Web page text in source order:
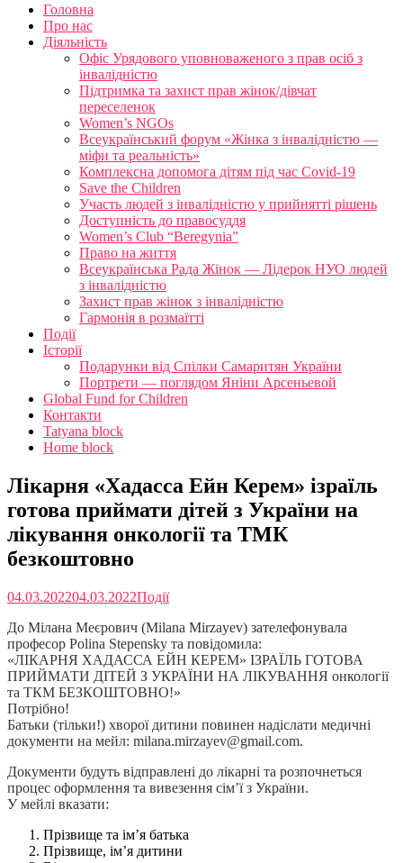
Головна
Про нас
Діяльність
Офіс Урядового уповноваженого з прав осіб з
інвалідністю
Підтримка та захист прав жінок/дівчат
переселенок
Women’s NGOs
Всеукраїнський форум «Жінка з інвалідністю —
міфи та реальність»
Комплексна допомога дітям під час Covid-19
Save the Children
Участь людей з інвалідністю у прийнятті рішень
Доступність до правосуддя
Women’s Club “Beregynia”
Право на життя
Всеукраїнська Рада Жінок — Лідерок НУО людей
з інвалідністю
Захист прав жінок з інвалідністю
Гармонія в розмаїтті
Події
Історії
Подарунки від Спілки Самаритян України
Портрети — поглядом Яніни Арсеньевой
Global Fund for Children
Контакти
Tatyana block
Home block
Лікарня «Хадасса Ейн Керем» ізраїль
готова приймати дітей з України на
лікування онкології та ТМК
безкоштовно
04.03.202204.03.2022Події
До Мілана Меєрович (Milana Mirzayev) зателефонувала
професор Polina Stepensky та повідомила:
«ЛІКАРНЯ ХАДАССА ЕЙН КЕРЕМ» ІЗРАЇЛЬ ГОТОВА
ПРИЙМАТИ ДІТЕЙ З УКРАЇНИ НА ЛІКУВАННЯ онкології
та ТКМ БЕЗКОШТОВНО!»
Потрібно!
Батьки (тільки!) хворої дитини повинен надіслати медичні
документи на мейл: milana.mirzayev@gmail.com.
Документи будуть відправлені до лікарні та розпочнеться
процес оформлення та вивезення сім’ї з України.
У мейлі вказати:
Прізвище та ім’я батька
Прізвище, ім’я дитини